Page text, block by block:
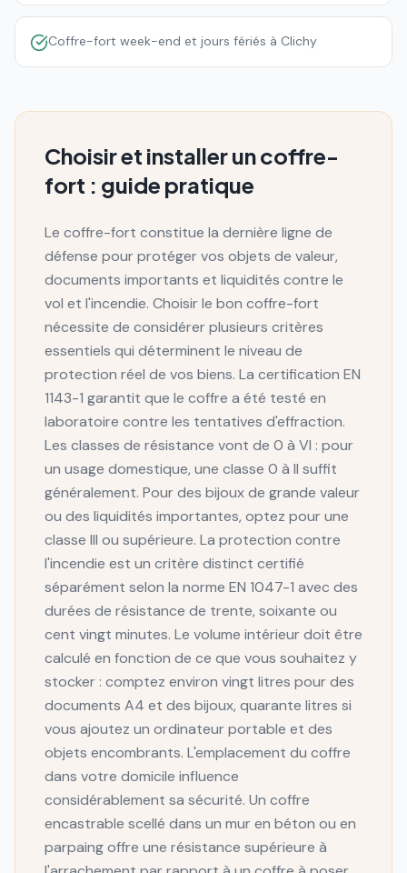
Coffre-fort week-end et jours fériés à Clichy
Choisir et installer un coffre-
fort : guide pratique
Le coffre-fort constitue la dernière ligne de
défense pour protéger vos objets de valeur,
documents importants et liquidités contre le
vol et l'incendie. Choisir le bon coffre-fort
nécessite de considérer plusieurs critères
essentiels qui déterminent le niveau de
protection réel de vos biens. La certification EN
1143-1 garantit que le coffre a été testé en
laboratoire contre les tentatives d'effraction.
Les classes de résistance vont de 0 à VI : pour
un usage domestique, une classe 0 à II suffit
généralement. Pour des bijoux de grande valeur
ou des liquidités importantes, optez pour une
classe III ou supérieure. La protection contre
l'incendie est un critère distinct certifié
séparément selon la norme EN 1047-1 avec des
durées de résistance de trente, soixante ou
cent vingt minutes. Le volume intérieur doit être
calculé en fonction de ce que vous souhaitez y
stocker : comptez environ vingt litres pour des
documents A4 et des bijoux, quarante litres si
vous ajoutez un ordinateur portable et des
objets encombrants. L'emplacement du coffre
dans votre domicile influence
considérablement sa sécurité. Un coffre
encastrable scellé dans un mur en béton ou en
parpaing offre une résistance supérieure à